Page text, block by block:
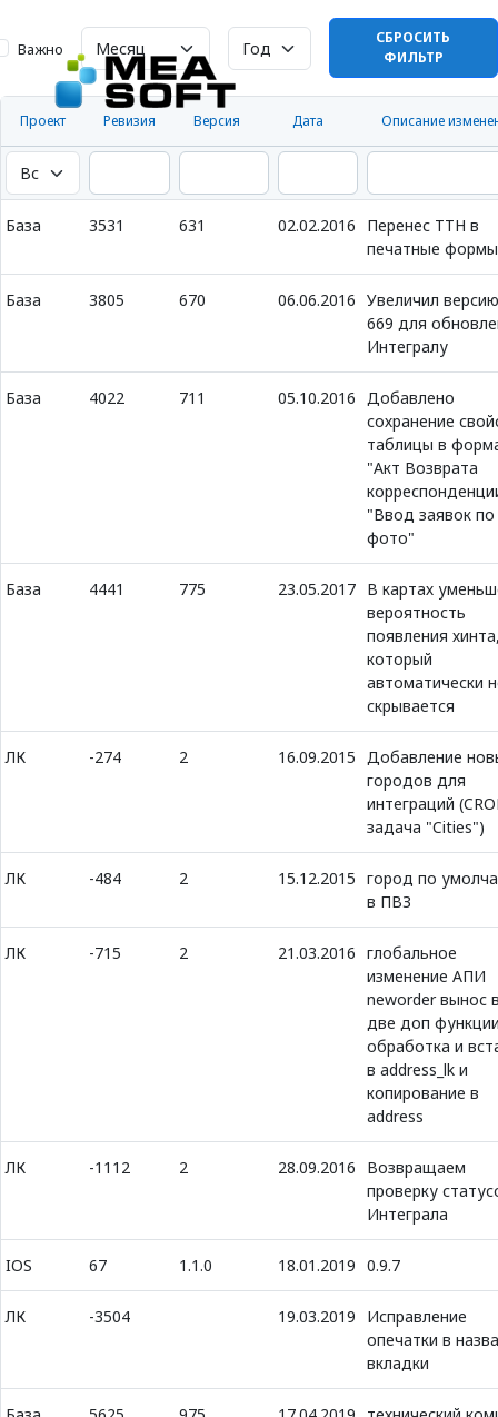
Важно
СБРОСИТЬ
ФИЛЬТР
Проект Ревизия Версия Дата Описание
База 3531 631 02.02.2016
Перенес ТТН в
печатные формы
База 3805 670 06.06.2016 Увеличил
669 для
Интегралу
База 4022 711 05.10.2016 Добавлено
сохранение
таблицы в
"Акт Возврата
"Ввод заявок по
фото"
База 4441 775 23.05.2017 В картах
вероятность
появления
который
автоматически
скрывается
ЛК -274 2 16.09.2015 Добавление
городов для
интеграций
задача "Cities")
ЛК -484 2 15.12.2015 город по
в ПВЗ
ЛК -715 2 21.03.2016 глобальное
изменение АПИ
neworder вынос
две доп
обработка и
в address_lk и
копирование в
address
ЛК -1112 2 28.09.2016
Возвращаем
проверку
Интеграла
IOS 67 1.1.0 18.01.2019 0.9.7
ЛК -3504 19.03.2019
Исправление
опечатки в
вкладки